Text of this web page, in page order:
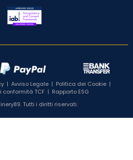
| Avviso Legale | Politica dei Cookie |
conformità TCF| Rapporto ESG
Tutti i diritti riservati.